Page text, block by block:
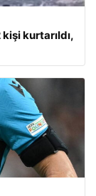
kurtarıldı,